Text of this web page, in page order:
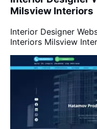
Milsview Interiors
Interior Designer
Interiors Milsview